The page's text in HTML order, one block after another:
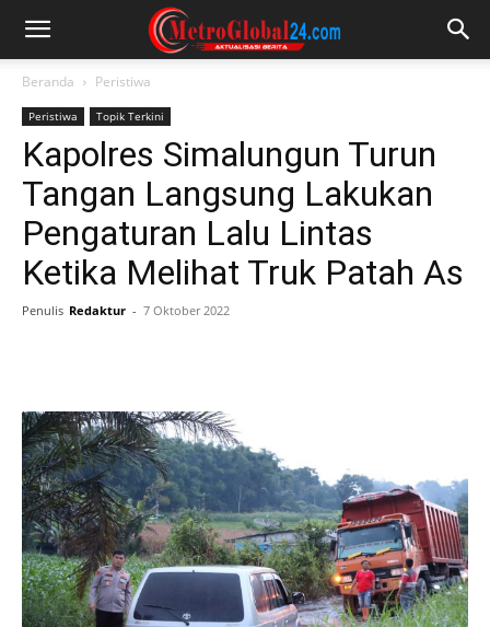
Beranda Peristiwa
Peristiwa Topik Terkini
Kapolres Simalungun Turun
Tangan Langsung Lakukan
Pengaturan Lalu Lintas
Ketika Melihat Truk Patah As
Penulis Redaktur - 7 Oktober 2022